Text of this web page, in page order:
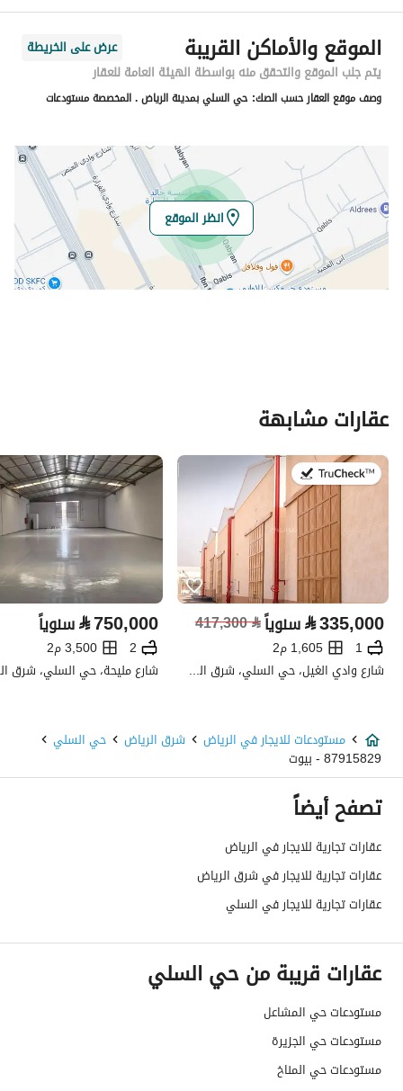
معلومات مسؤول الإعلان
اسم المسؤول
عبدالرحمن بن عبدالعزيز بن ابراهيم الخضير
رقم المسؤول
0504421252
الموقع
المنطقة
منطقة الرياض
المدينة
الرياض
الحي
السلي
رقم المبنى
الرقم الاضافي
2857
خط العرض
24.664951191924303
خط الطول
46.835257906247705
تفاصيل العقار
نوع الإعلان
للإيجار
استخدام العقار
-
السعر
750000
المساحة
خدمات العقار
تفاصيل اضافية
عمر العقار
عرض الشارع
الموقع والأماكن القريبة
عرض على الخريطة
يتم جلب الموقع والتحقق منه بواسطة الهيئة العامة للعقار
وصف موقع العقار حسب الصك: حي السلي بمدينة الرياض . المخصصة مستودعات
انظر الموقع
عقارات مشابهة
في:2 أغسطس 2026
⃁335,000 سنوياً⃁
417,300
1
1,605 م2
شارع وادي الغيل، حي السلي، شرق الرياض، الرياض
⃁750,000 سنوياً
2 3,500 م2
مستودعات للايجار في الرياض شرق الرياض حي السلي
87915829 - بيوت
تصفح أيضاً
عقارات تجارية للايجار في الرياض
عقارات تجارية للايجار في شرق الرياض
عقارات تجارية للايجار في السلي
عقارات قريبة من حي السلي
مستودعات حي المشاعل
مستودعات حي الجزيرة
مستودعات حي المناخ